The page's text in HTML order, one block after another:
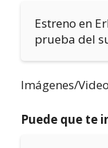
Estreno en
prueba del
Imágenes/
Puede que te